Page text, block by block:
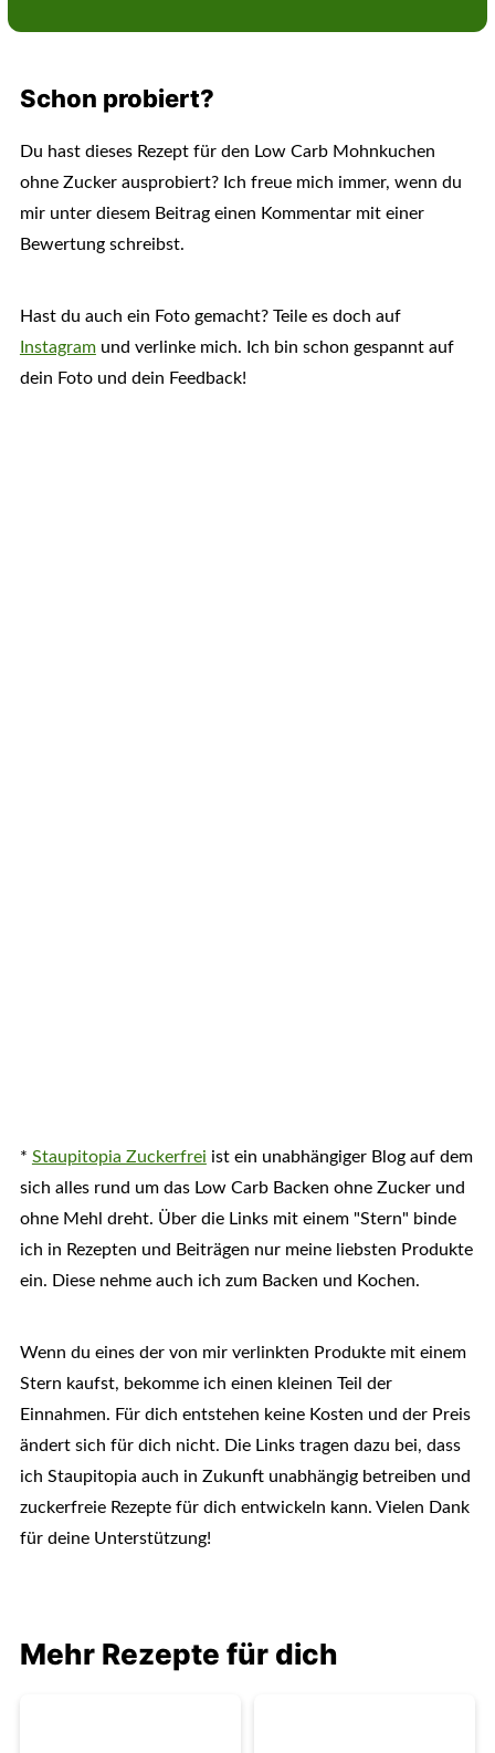
Schon probiert?
Du hast dieses Rezept für den Low Carb Mohnkuchen
ohne Zucker ausprobiert? Ich freue mich immer, wenn du
mir unter diesem Beitrag einen Kommentar mit einer
Bewertung schreibst.
Hast du auch ein Foto gemacht? Teile es doch auf
Instagramund verlinke mich. Ich bin schon gespannt auf
dein Foto und dein Feedback!
* Staupitopia Zuckerfrei ist ein unabhängiger Blog auf dem
sich alles rund um das Low Carb Backen ohne Zucker und
ohne Mehl dreht. Über die Links mit einem "Stern" binde
ich in Rezepten und Beiträgen nur meine liebsten Produkte
ein. Diese nehme auch ich zum Backen und Kochen.
Wenn du eines der von mir verlinkten Produkte mit einem
Stern kaufst, bekomme ich einen kleinen Teil der
Einnahmen. Für dich entstehen keine Kosten und der Preis
ändert sich für dich nicht. Die Links tragen dazu bei, dass
ich Staupitopia auch in Zukunft unabhängig betreiben und
zuckerfreie Rezepte für dich entwickeln kann. Vielen Dank
für deine Unterstützung!
Mehr Rezepte für dich